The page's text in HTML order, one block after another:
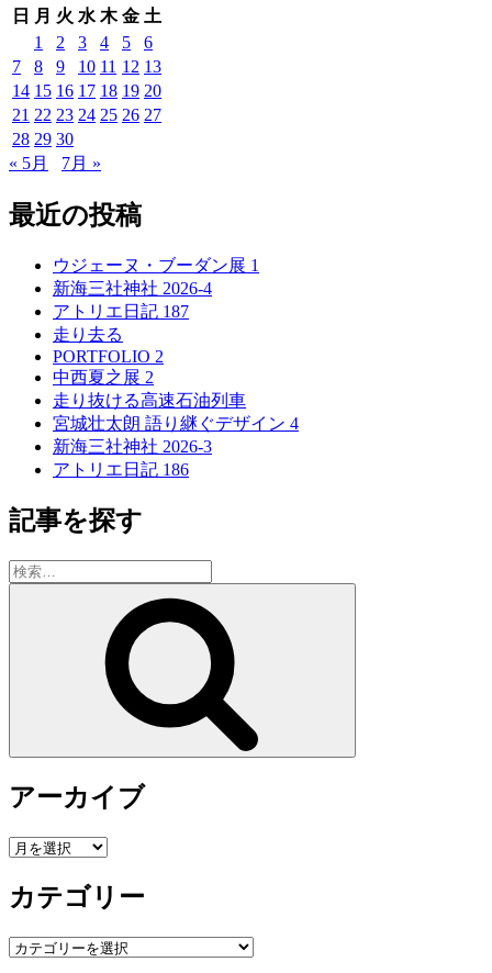
物
車”
の
日
月 火 水 木 金 土
1
2 3 4 5
6
7
8 9 10 11 12 13
14 15 16 17 18 19 20
21 22 23 24 25 26 27
28 29 30
« 5月
7月 »
最近の投稿
ウジェーヌ・ブーダン展 1
新海三社神社 2026-4
アトリエ日記 187
走り去る
PORTFOLIO 2
中西夏之展 2
走り抜ける高速石油列車
宮城壮太朗 語り継ぐデザイン 4
新海三社神社 2026-3
アトリエ日記 186
記事を探す
検
索:
アーカイブ
ア
カ
イ
ブ
カテゴリー
カ